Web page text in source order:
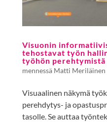
Visuonin
tehostavat työn
työhön perehtymistä
mennessä Matti Meriläinen
Visuaalinen näkymä
perehdytys- ja
tasolle. Se auttaa